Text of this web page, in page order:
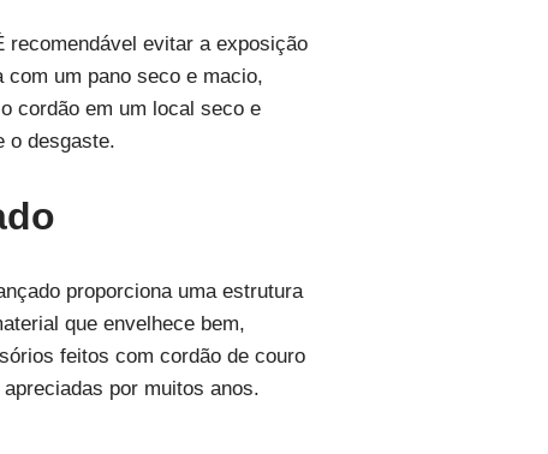
recomendável evitar a exposição
um pano seco e macio,
cordão em um local seco e
o desgaste.
proporciona uma estrutura
que envelhece bem,
feitos com cordão de couro
por muitos anos.